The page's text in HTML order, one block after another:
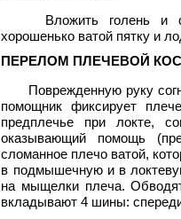
Вложить голень и
хорошенько ватой пятку и
ПЕРЕЛОМ ПЛЕЧЕВОЙ
Поврежденную руку
помощник фиксирует
предплечье при локте,
оказывающий помощь
сломанное плечо ватой,
в подмышечную и в
на мыщелки плеча.
вкладывают 4 шины: